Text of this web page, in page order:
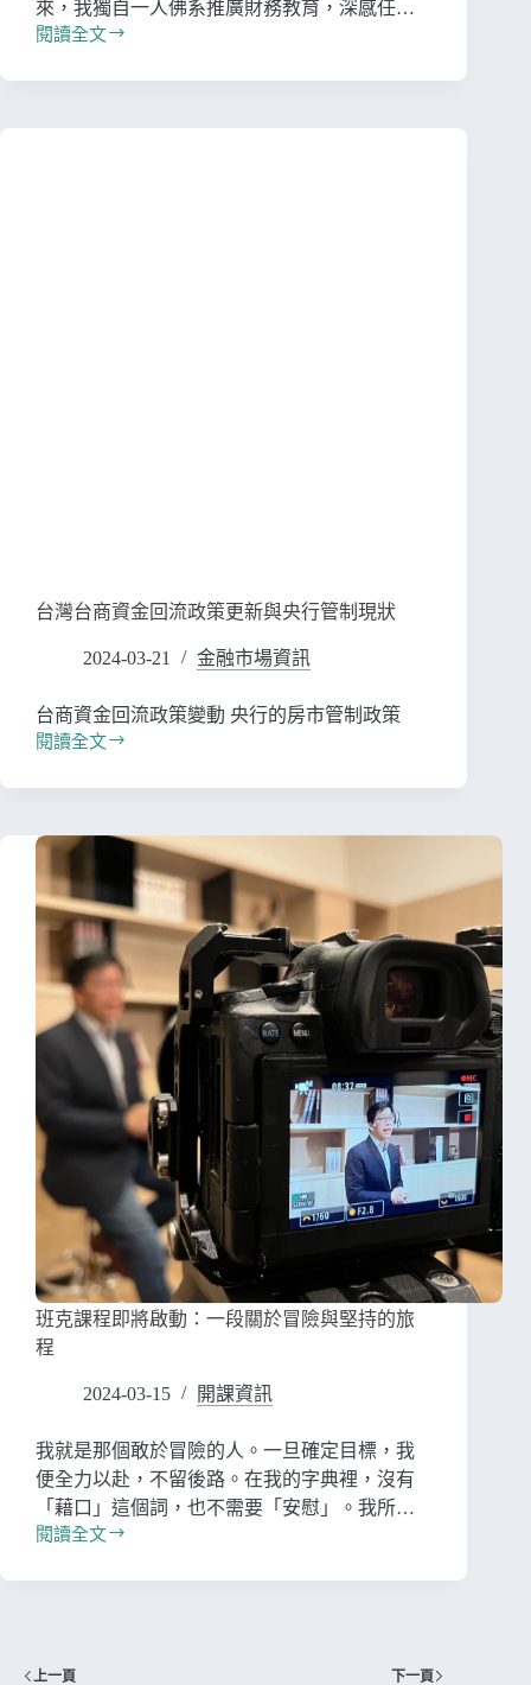
來，我獨自一人佛系推廣財務教育，深感任…
閱讀全文
台灣台商資金回流政策更新與央行管制現狀
2024-03-21 金融市場資訊
台商資金回流政策變動 央行的房市管制政策
閱讀全文
班克課程即將啟動：一段關於冒險與堅持的旅
程
2024-03-15 開課資訊
我就是那個敢於冒險的人。一旦確定目標，我
便全力以赴，不留後路。在我的字典裡，沒有
「藉口」這個詞，也不需要「安慰」。我所…
閱讀全文
上一頁 下一頁